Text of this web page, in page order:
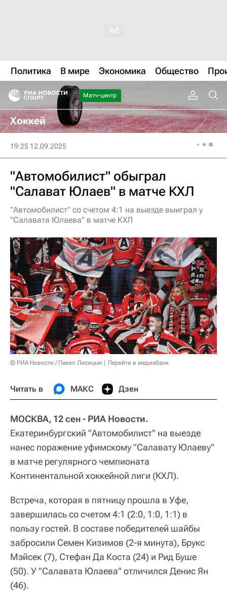
Политика В мире Экономика Общество
Матч-центр
Хоккей
19:25 12.09.2025
"Автомобилист" обыграл
"Салават Юлаев" в матче КХЛ
"Автомобилист" со счетом 4:1 на выезде выиграл у
"Салавата Юлаева" в матче КХЛ
© РИА Новости / Павел Лисицын Перейти в медиабанк
Читать в МАКС Дзен
МОСКВА, 12 сен - РИА Новости.
Екатеринбургский "Автомобилист" на выезде
нанес поражение уфимскому "Салавату Юлаеву"
в матче регулярного чемпионата
Континентальной хоккейной лиги (КХЛ).
Встреча, которая в пятницу прошла в Уфе,
завершилась со счетом 4:1 (2:0, 1:0, 1:1) в
пользу гостей. В составе победителей шайбы
забросили Семен Кизимов (2-я минута), Брукс
Мэйсек (7), Стефан Да Коста (24) и Рид Буше
(50). У "Салавата Юлаева" отличился Денис Ян
(46).